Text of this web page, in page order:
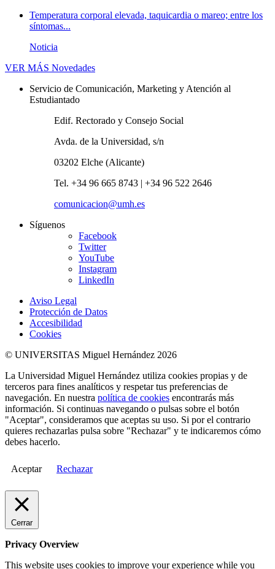
Temperatura corporal elevada, taquicardia o mareo; entre los
síntomas...
Noticia
VER MÁS Novedades
Servicio de Comunicación, Marketing y Atención al
Estudiantado
Edif. Rectorado y Consejo Social
Avda. de la Universidad, s/n
03202 Elche (Alicante)
Tel. +34 96 665 8743 | +34 96 522 2646
comunicacion@umh.es
Síguenos
Facebook
Twitter
YouTube
Instagram
LinkedIn
Aviso Legal
Protección de Datos
Accesibilidad
Cookies
© UNIVERSITAS Miguel Hernández 2026
La Universidad Miguel Hernández utiliza cookies propias y de
terceros para fines analíticos y respetar tus preferencias de
navegación. En nuestra política de cookies encontrarás más
información. Si continuas navegando o pulsas sobre el botón
"Aceptar", consideramos que aceptas su uso. Si por el contrario
quieres rechazarlas pulsa sobre "Rechazar" y te indicaremos cómo
debes hacerlo.
Aceptar Rechazar
Cerrar
Privacy Overview
This website uses cookies to improve your experience while you